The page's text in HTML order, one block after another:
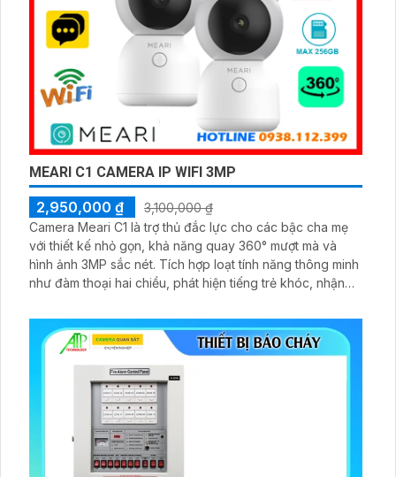
MEARI C1 CAMERA IP WIFI 3MP
2,950,000 ₫
3,100,000 ₫
Camera Meari C1 là trợ thủ đắc lực cho các bậc cha mẹ
với thiết kế nhỏ gọn, khả năng quay 360° mượt mà và
hình ảnh 3MP sắc nét. Tích hợp loạt tính năng thông minh
như đàm thoại hai chiều, phát hiện tiếng trẻ khóc, nhận
ngoại 10m, giúp bạn luôn kết nối và bảo vệ con yêu mọi
lúc.